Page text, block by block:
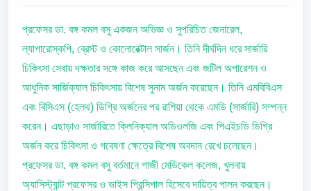
প্রফেসর ডা. বঙ্গ কমল বসু একজন অভিজ্ঞ ও সুপরিচিত জেনারেল,
ল্যাপারোস্কপি, ব্রেস্ট ও কোলোরেক্টাল সার্জন। তিনি দীর্ঘদিন ধরে সার্জারি
চিকিৎসা সেবায় দক্ষতার সঙ্গে কাজ করে আসছেন এবং জটিল অপারেশন ও
আধুনিক সার্জিক্যাল চিকিৎসায় বিশেষ সুনাম অর্জন করেছেন। তিনি এমবিবিএস
এবং বিসিএস (হেলথ) ডিগ্রি অর্জনের পর রাশিয়া থেকে এমডি (সার্জারি) সম্পন্ন
করেন। এছাড়াও সার্জারিতে ক্লিনিক্যাল অডিওলজি এবং পিএইচডি ডিগ্রি
অর্জন করে চিকিৎসা ও গবেষণা ক্ষেত্রে বিশেষ অবদান রেখে চলেছেন।
প্রফেসর ডা. বঙ্গ কমল বসু বর্তমানে গাজী মেডিকেল কলেজ, খুলনায়
অ্যাসিস্ট্যান্ট প্রফেসর ও ভাইস প্রিন্সিপাল হিসেবে দায়িত্ব পালন করছেন।